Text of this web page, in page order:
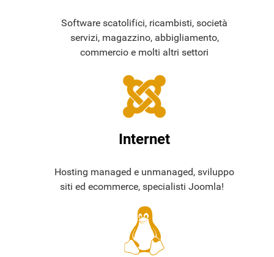
Software scatolifici, ricambisti, società
servizi, magazzino, abbigliamento,
commercio e molti altri settori
Internet
Hosting managed e unmanaged, sviluppo
siti ed ecommerce, specialisti Joomla!